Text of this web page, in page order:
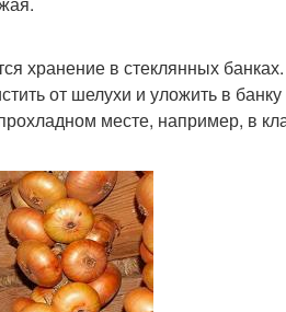
хранение в стеклянных
от шелухи и уложить в
месте, например, в